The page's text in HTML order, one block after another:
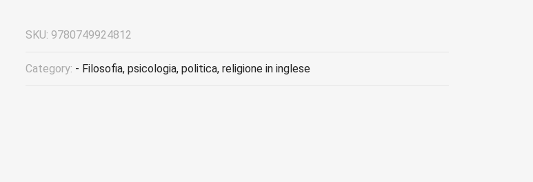
SKU: 9780749924812
Category: - Filosofia, psicologia, politica, religione in inglese